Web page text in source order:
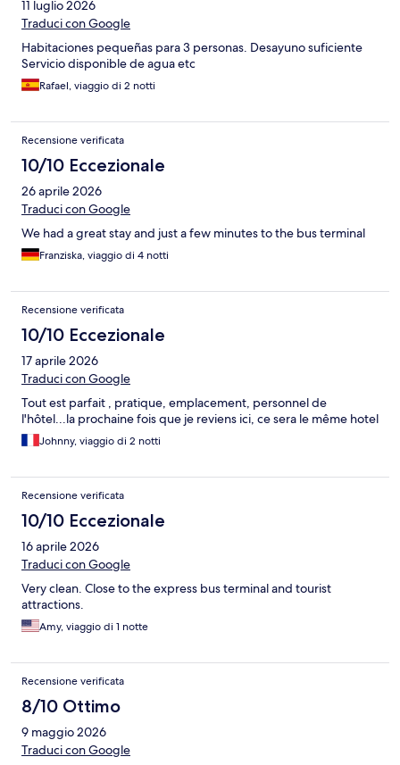
11 luglio 2026
Traduci con Google
Habitaciones pequeñas para 3 personas. Desayuno suficiente
Servicio disponible de agua etc
Rafael, viaggio di 2 notti
Recensione verificata
10/10 Eccezionale
26 aprile 2026
Traduci con Google
We had a great stay and just a few minutes to the bus terminal
Franziska, viaggio di 4 notti
Recensione verificata
10/10 Eccezionale
17 aprile 2026
Traduci con Google
Tout est parfait , pratique, emplacement, personnel de
l'hôtel...la prochaine fois que je reviens ici, ce sera le même hotel
Johnny, viaggio di 2 notti
Recensione verificata
10/10 Eccezionale
16 aprile 2026
Traduci con Google
Very clean. Close to the express bus terminal and tourist
attractions.
Amy, viaggio di 1 notte
Recensione verificata
8/10 Ottimo
9 maggio 2026
Traduci con Google